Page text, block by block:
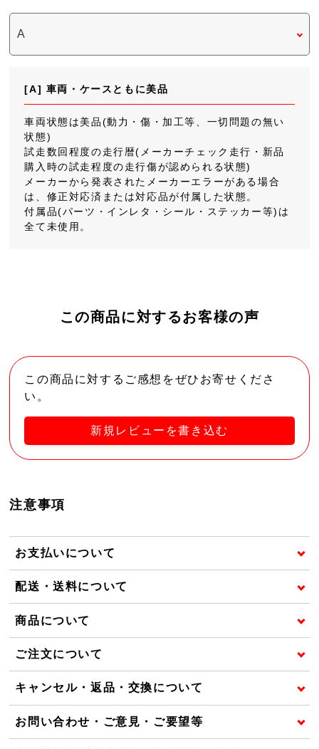
[A] 車両・ケースともに美品
車両状態は美品(動力・傷・加工等、一切問題の無い
状態)
試走数回程度の走行暦(メーカーチェック走行・新品
購入時の試走程度の走行傷が認められる状態)
メーカーから発表されたメーカーエラーがある場合
は、修正対応済または対応品が付属した状態。
付属品(パーツ・インレタ・シール・ステッカー等)は
全て未使用。
この商品に対するお客様の声
この商品に対するご感想をぜひお寄せくださ
い。
新規レビューを書き込む
注意事項
お支払いについて
配送・送料について
商品について
ご注文について
キャンセル・返品・交換について
お問い合わせ・ご意見・ご要望等